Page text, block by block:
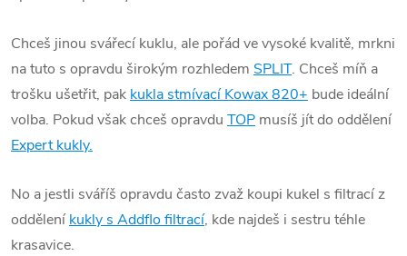
Chceš jinou svářecí kuklu, ale pořád ve vysoké kvalitě, mrkni
na tuto s opravdu širokým rozhledem SPLIT. Chceš míň a
trošku ušetřit, pak kukla stmívací Kowax 820+ bude ideální
volba. Pokud však chceš opravdu TOP musíš jít do oddělení
Expert kukly.
No a jestli sváříš opravdu často zvaž koupi kukel s filtrací z
oddělení kukly s Addflo filtrací, kde najdeš i sestru téhle
krasavice.